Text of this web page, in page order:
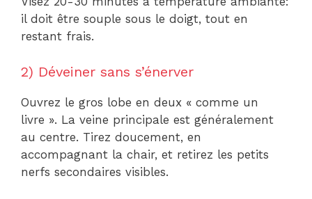
il doit être souple sous le doigt, tout en
restant frais.
2) Déveiner sans s’énerver
Ouvrez le gros lobe en deux « comme un
livre ». La veine principale est généralement
au centre. Tirez doucement, en
accompagnant la chair, et retirez les petits
nerfs secondaires visibles.